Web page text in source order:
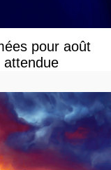
pour août
attendue